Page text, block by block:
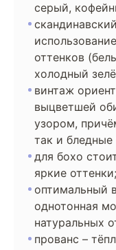
серый,
оттенков
холодный
винтаж
выцветшей
узором,
так и бледные
для бохо
яркие оттенки;
оптимальный
однотонная
натуральных
прованс –